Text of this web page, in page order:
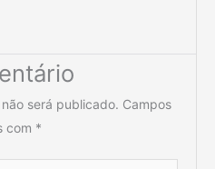
será publicado. Campos
com *